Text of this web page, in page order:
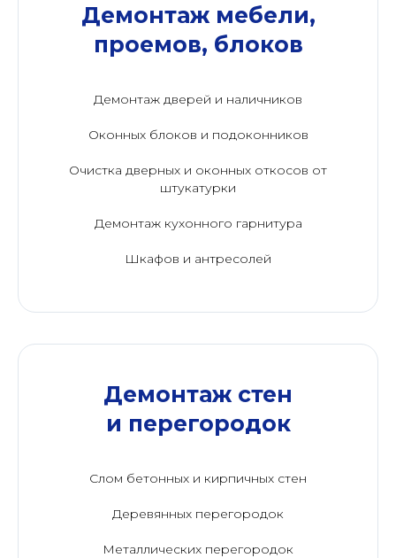
Демонтаж мебели,
проемов, блоков
Демонтаж дверей и наличников
Оконных блоков и подоконников
Очистка дверных и оконных откосов от
штукатурки
Демонтаж кухонного гарнитура
Шкафов и антресолей
Демонтаж стен
и перегородок
Слом бетонных и кирпичных стен
Деревянных перегородок
Металлических перегородок